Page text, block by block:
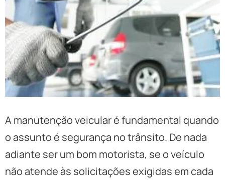
A manutenção veicular é fundamental quando
o assunto é segurança no trânsito. De nada
adiante ser um bom motorista, se o veículo
não atende às solicitações exigidas em cada